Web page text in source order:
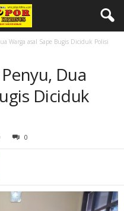
Warga asal Sape Bugis Diciduk Polisi
Dua
Diciduk
0